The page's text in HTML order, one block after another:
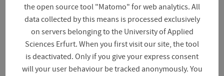
Suchfeld
the open source tool "Matomo" for web analytics. All
data collected by this means is processed exclusively
on servers belonging to the University of Applied
Sciences Erfurt. When you first visit our site, the tool
is deactivated. Only if you give your express consent
will your user behaviour be tracked anonymously. You